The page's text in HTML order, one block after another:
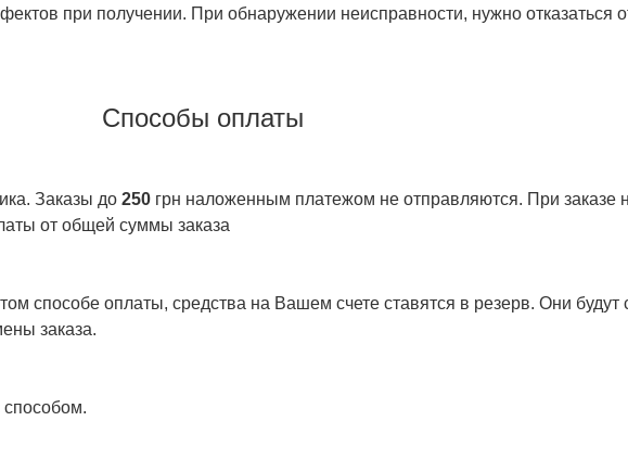
при получении. При обнаружении неисправности, нужно отказаться
Способы оплаты
Заказы до 250 грн наложенным платежом не отправляются. При заказе
от общей суммы заказа
способе оплаты, средства на Вашем счете ставятся в резерв. Они будут
заказа.